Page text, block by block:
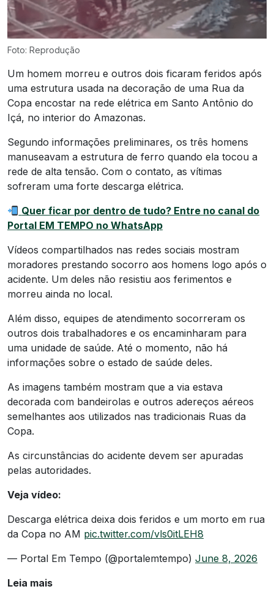
Foto: Reprodução
Um homem morreu e outros dois ficaram feridos após
uma estrutura usada na decoração de uma Rua da
Copa encostar na rede elétrica em Santo Antônio do
Içá, no interior do Amazonas.
Segundo informações preliminares, os três homens
manuseavam a estrutura de ferro quando ela tocou a
rede de alta tensão. Com o contato, as vítimas
sofreram uma forte descarga elétrica.
Quer ficar por dentro de tudo? Entre no canal do
Portal EM TEMPO no WhatsApp
Vídeos compartilhados nas redes sociais mostram
moradores prestando socorro aos homens logo após o
acidente. Um deles não resistiu aos ferimentos e
morreu ainda no local.
Além disso, equipes de atendimento socorreram os
outros dois trabalhadores e os encaminharam para
uma unidade de saúde. Até o momento, não há
informações sobre o estado de saúde deles.
As imagens também mostram que a via estava
decorada com bandeirolas e outros adereços aéreos
semelhantes aos utilizados nas tradicionais Ruas da
Copa.
As circunstâncias do acidente devem ser apuradas
pelas autoridades.
Veja vídeo:
Descarga elétrica deixa dois feridos e um morto em rua
da Copa no AM pic.twitter.com/vls0itLEH8
— Portal Em Tempo (@portalemtempo) June 8, 2026
Leia mais